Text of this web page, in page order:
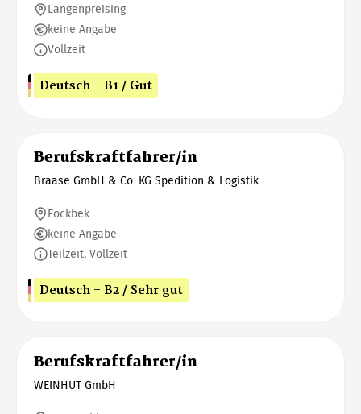
Langenpreising
keine Angabe
Vollzeit
Deutsch - B1 / Gut
Berufskraftfahrer/in
Braase GmbH & Co. KG Spedition & Logistik
Fockbek
keine Angabe
Teilzeit, Vollzeit
Deutsch - B2 / Sehr gut
Berufskraftfahrer/in
WEINHUT GmbH